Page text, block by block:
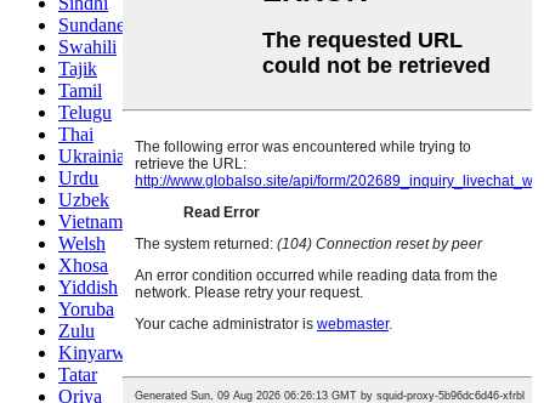
Sundanese
Swahili
Tajik
Tamil
Telugu
Thai
Ukrainian
Urdu
Uzbek
Vietnamese
Welsh
Xhosa
Yiddish
Yoruba
Zulu
Kinyarwanda
Tatar
Oriya